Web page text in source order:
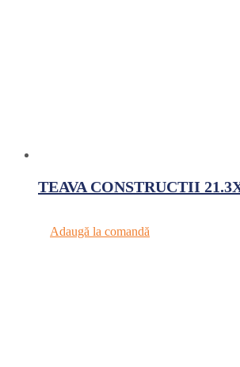
TEAVA CONSTRUCTII
Adaugă la comandă